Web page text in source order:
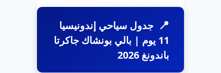
جدول سياحي إندونيسيا
11 يوم | بالي بونشاك جاكرتا
باندونغ 2026